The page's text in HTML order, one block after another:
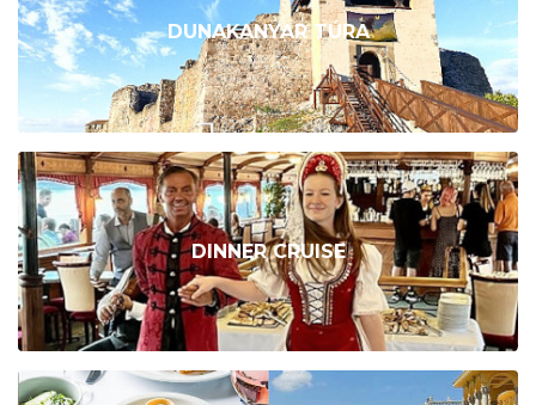
DUNAKANYAR TÚRA
DINNER CRUISE